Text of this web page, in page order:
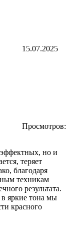
15.07.2025
Просмотров:
но и
теряет
благодаря
техникам
результата.
яркие тона мы
красного